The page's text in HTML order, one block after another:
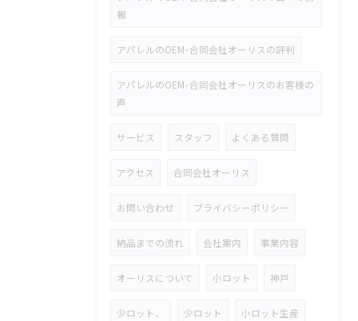
報
アパレルのOEM･合同会社オーリスの評判
アパレルのOEM･合同会社オーリスのお客様の
声
サービス スタッフ よくある質問
アクセス 合同会社オーリス
お問い合わせ プライバシーポリシー
納品までの流れ 会社案内 事業内容
オーリスについて 小ロット 神戸
少ロット、 少ロット 小ロット生産